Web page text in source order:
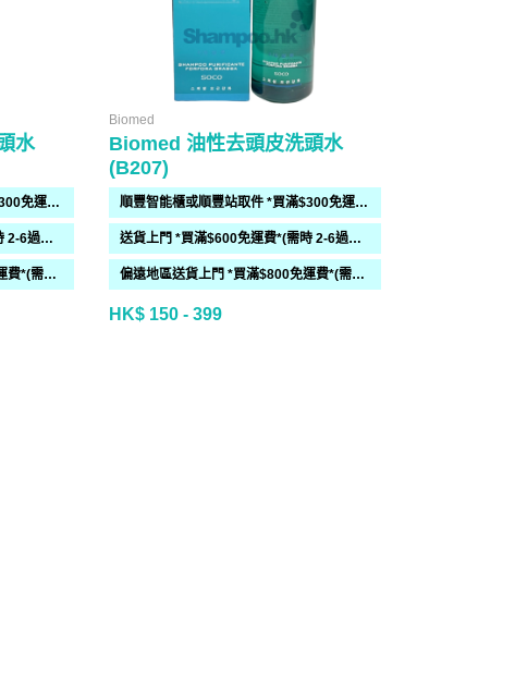
水
順豐智能櫃或順豐站取件 *買滿$300免運費*
送貨上門 *買滿$600免運費*(需時 2-6過工作天)
偏遠地區送貨上門 *買滿$800免運費*(需時 2-6個工作天)
Biomed
Biomed 油性去頭皮洗頭水
(B207)
順豐智能櫃或順豐站取件 *買滿$300免運費*
送貨上門 *買滿$600免運費*(需時 2-6過工作天)
偏遠地區送貨上門 *買滿$800免運費*(需時 2-6個工作天)
HK$ 150 - 399